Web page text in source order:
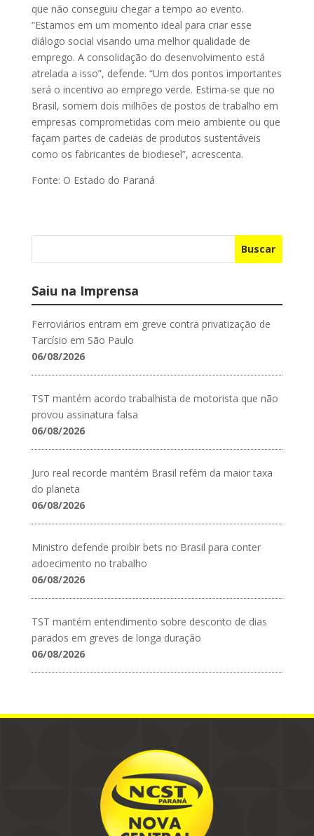
que não conseguiu chegar a tempo ao evento.
“Estamos em um momento ideal para criar esse
diálogo social visando uma melhor qualidade de
emprego. A consolidação do desenvolvimento está
atrelada a isso”, defende. “Um dos pontos importantes
será o incentivo ao emprego verde. Estima-se que no
Brasil, somem dois milhões de postos de trabalho em
empresas comprometidas com meio ambiente ou que
façam partes de cadeias de produtos sustentáveis
como os fabricantes de biodiesel”, acrescenta.
Fonte: O Estado do Paraná
Buscar
Saiu na Imprensa
Ferroviários entram em greve contra privatização de
Tarcísio em São Paulo
06/08/2026
TST mantém acordo trabalhista de motorista que não
provou assinatura falsa
06/08/2026
Juro real recorde mantém Brasil refém da maior taxa
do planeta
06/08/2026
Ministro defende proibir bets no Brasil para conter
adoecimento no trabalho
06/08/2026
TST mantém entendimento sobre desconto de dias
parados em greves de longa duração
06/08/2026